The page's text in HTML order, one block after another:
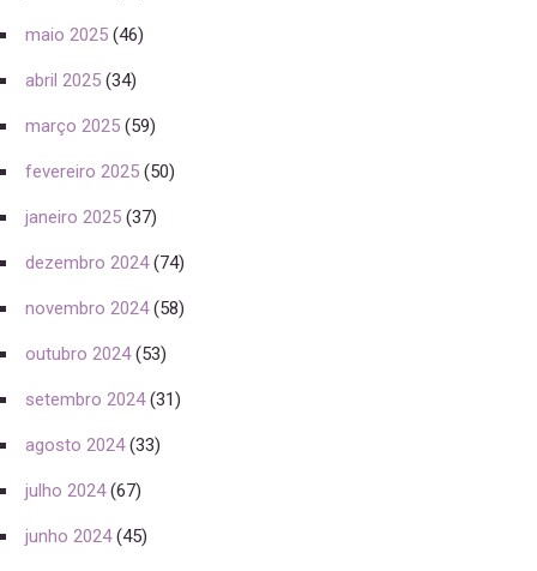
maio 2025 (46)
abril 2025 (34)
março 2025 (59)
fevereiro 2025 (50)
janeiro 2025 (37)
dezembro 2024(74)
novembro 2024(58)
outubro 2024(53)
setembro 2024(31)
agosto 2024(33)
julho 2024(67)
junho 2024(45)